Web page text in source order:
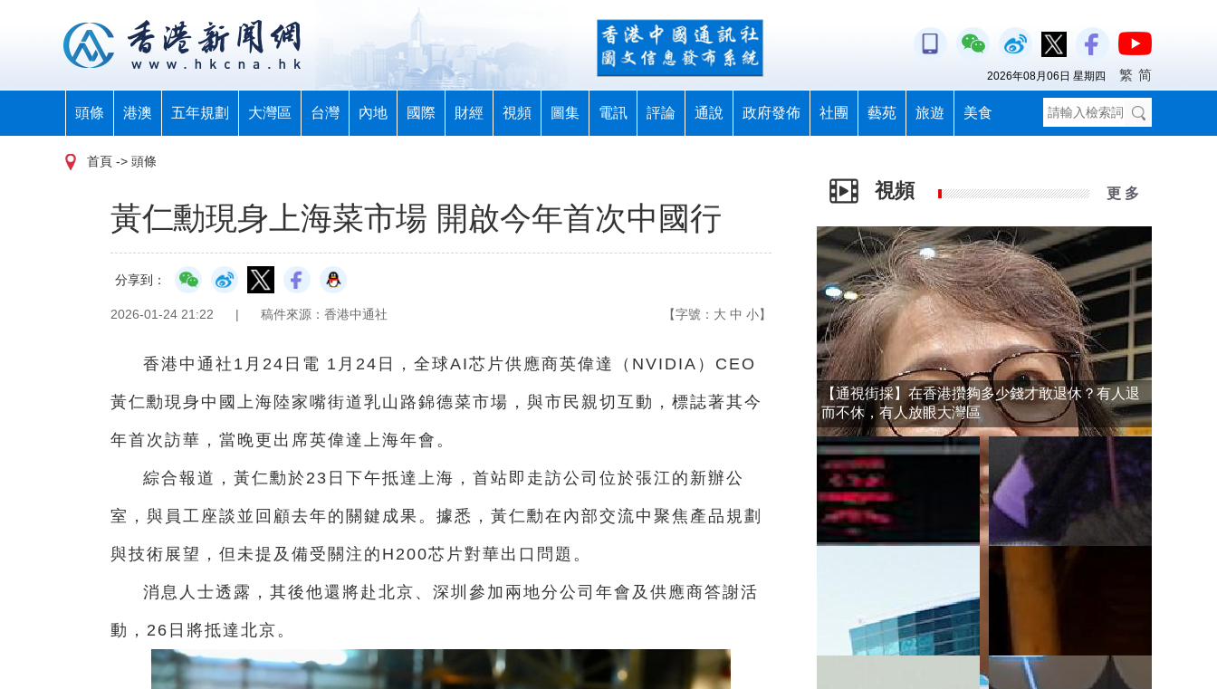
頭條 港澳 五年規劃 大灣區 台灣 內地 國際 財經 視頻 圖集 電訊 評論 通說 政府發佈 社團 藝苑 旅遊 美食
2026年08月06日 星期四 繁 简
首頁 -> 頭條
黃仁勳現身上海菜市場 開啟今年首次中國行
分享到：
2026-01-24 21:22 | 稿件來源：香港中通社 【字號： 大 中 小】
香港中通社1月24日電 1月24日，全球AI芯片供應商英偉達（NVIDIA）CEO
黃仁勳現身中國上海陸家嘴街道乳山路錦德菜市場，與市民親切互動，標誌著其今
年首次訪華，當晚更出席英偉達上海年會。
綜合報道，黃仁勳於23日下午抵達上海，首站即走訪公司位於張江的新辦公
室，與員工座談並回顧去年的關鍵成果。據悉，黃仁勳在內部交流中聚焦產品規劃
與技術展望，但未提及備受關注的H200芯片對華出口問題。
消息人士透露，其後他還將赴北京、深圳參加兩地分公司年會及供應商答謝活
動，26日將抵達北京。
視頻 更 多
【通視街採】在香港攢夠多少錢才敢退休？有人退
而不休，有人放眼大灣區